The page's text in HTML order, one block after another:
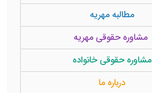
مطالبه مهریه
مشاوره حقوقی مهریه
مشاوره حقوقی خانواده
درباره ما